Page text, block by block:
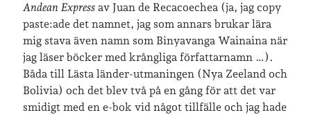
Andean Express av Juan de Recacoechea (ja, jag copy
paste:ade det namnet, jag som annars brukar lära
mig stava även namn som Binyavanga Wainaina när
jag läser böcker med krångliga författarnamn …).
Båda till Lästa länder-utmaningen (Nya Zeeland och
Bolivia) och det blev två på en gång för att det var
smidigt med en e-bok vid något tillfälle och jag hade